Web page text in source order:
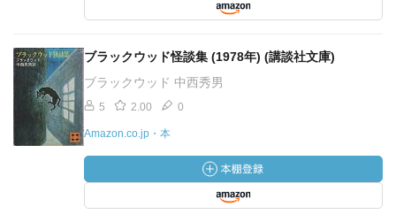
ブラックウッド怪談集 (1978年) (講談社文庫)
ブラックウッド 中西秀男
5 2.00 0
Amazon.co.jp・本